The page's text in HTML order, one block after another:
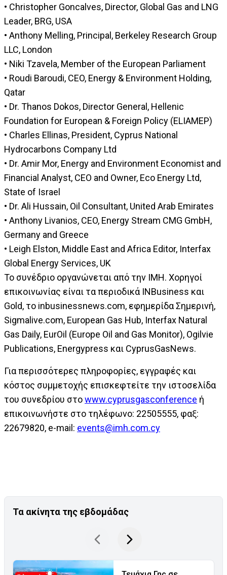
• Christopher Goncalves, Director, Global Gas and LNG
Leader, BRG, USA
• Anthony Melling, Principal, Berkeley Research Group
LLC, London
• Niki Tzavela, Member of the European Parliament
• Roudi Baroudi, CEO, Energy & Environment Holding,
Qatar
• Dr. Thanos Dokos, Director General, Hellenic
Foundation for European & Foreign Policy (ELIAMEP)
• Charles Ellinas, President, Cyprus National
Hydrocarbons Company Ltd
• Dr. Amir Mor, Energy and Environment Economist and
Financial Analyst, CEO and Owner, Eco Energy Ltd,
State of Israel
• Dr. Ali Hussain, Oil Consultant, United Arab Emirates
• Anthony Livanios, CEO, Energy Stream CMG GmbH,
Germany and Greece
• Leigh Elston, Middle East and Africa Editor, Interfax
Global Energy Services, UK
To συνέδριο οργανώνεται από την ΙΜΗ. Χορηγοί
επικοινωνίας είναι τα περιοδικά INBusiness και
Gold, το inbusinessnews.com, εφημερίδα Σημερινή,
Sigmalive.com, European Gas Hub, Interfax Natural
Gas Daily, EurOil (Europe Oil and Gas Monitor), Ogilvie
Publications, Energypress και CyprusGasNews.
Για περισσότερες πληροφορίες, εγγραφές και
κόστος συμμετοχής επισκεφτείτε την ιστοσελίδα
του συνεδρίου στοwww.cyprusgasconference ή
επικοινωνήστε στο τηλέφωνο: 22505555, φαξ:
22679820, e-mail: events@imh.com.cy
Τα ακίνητα της εβδομάδας